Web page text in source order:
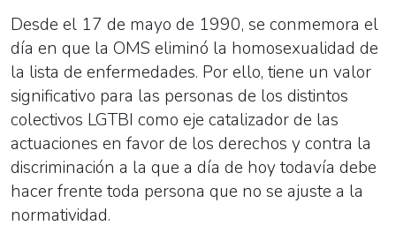
Desde el 17 de mayo de 1990, se conmemora el
día en que la OMS eliminó la homosexualidad de
la lista de enfermedades. Por ello, tiene un valor
significativo para las personas de los distintos
colectivos LGTBI como eje catalizador de las
actuaciones en favor de los derechos y contra la
discriminación a la que a día de hoy todavía debe
hacer frente toda persona que no se ajuste a la
normatividad.